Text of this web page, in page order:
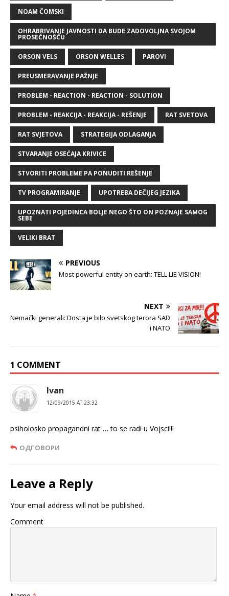
NOAM ČOMSKI
OHRABRIVANJE JAVNOSTI DA BUDE ZADOVOLJNA SVOJOM
PROSEČNOŠĆU
ORSON VELS ORSON WELLES PAROVI
PREUSMERAVANJE PAŽNJE
PROBLEM - REACTION - REACTION - SOLUTION
PROBLEM - REAKCIJA - REAKCIJA - REŠENJE RAT SVETOVA
RAT SVJETOVA STRATEGIJA ODLAGANJA
STVARANJE OSEĆAJA KRIVICE
STVORITI PROBLEME PA PONUDITI REŠENJE
TV PROGRAMIRANJE UPOTREBA DEČIJEG JEZIKA
UPOZNATI POJEDINCA BOLJE NEGO ŠTO ON POZNAJE SAMOG
SEBE
VELIKI BRAT
PREVIOUS
Most powerful entity on earth: TELL LIE VISION!
NEXT
Nemački generali: Dosta je bilo svetskog terora SAD
i NATO
1 COMMENT
Ivan
12/09/2015 AT 23:32
psiholosko propagandni rat … to se radi u Vojsci!!!
ОДГОВОРИ
Leave a Reply
Your email address will not be published.
Comment